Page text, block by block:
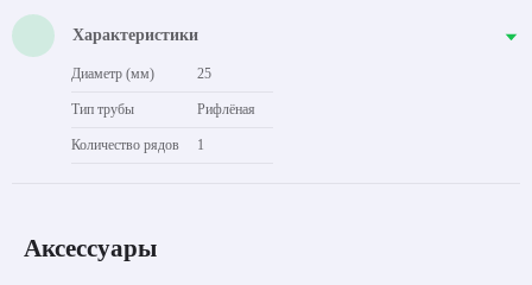
Характеристики
Диаметр (мм) 25
Тип трубы Рифлёная
Количество рядов 1
Аксессуары